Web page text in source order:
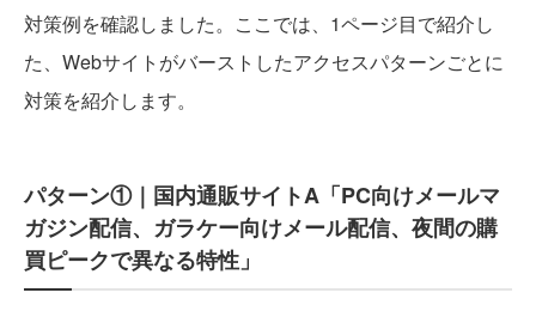
対策例を確認しました。ここでは、1ページ目で紹介し
た、Webサイトがバーストしたアクセスパターンごとに
対策を紹介します。
パターン①｜国内通販サイトA「PC向けメールマ
ガジン配信、ガラケー向けメール配信、夜間の購
買ピークで異なる特性」